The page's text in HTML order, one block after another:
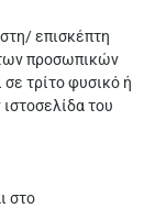
επισκέπτη
προσωπικών
τρίτο φυσικό ή
του
στο